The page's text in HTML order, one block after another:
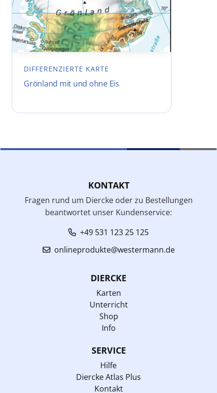
DIFFERENZIERTE KARTE
Grönland mit und ohne Eis
KONTAKT
Fragen rund um Diercke oder zu Bestellungen
beantwortet unser Kundenservice:
+49 531 123 25 125
onlineprodukte@westermann.de
DIERCKE
Karten
Unterricht
Shop
Info
SERVICE
Hilfe
Diercke Atlas Plus
Kontakt